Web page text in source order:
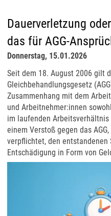
Dauerverletzung
das für AGG-
Donnerstag, 15.01.2026
Seit dem 18. August 2006 gilt
Gleichbehandlungsgesetz
Zusammenhang mit dem
und Arbeitnehmer:innen
im laufenden
einem Verstoß gegen das
verpflichtet, den entstandenen
Entschädigung in Form von